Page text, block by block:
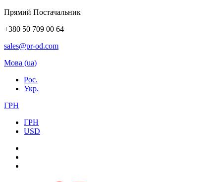
Прямий Постачальник
+380 50 709 00 64
sales@pr-od.com
Мова (ua)
Рос.
Укр.
ГРН
ГРН
USD